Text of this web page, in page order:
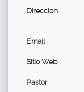
Direccion
Email
Sitio Web
Pastor